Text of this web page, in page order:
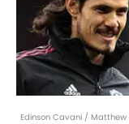
Edinson Cavani /